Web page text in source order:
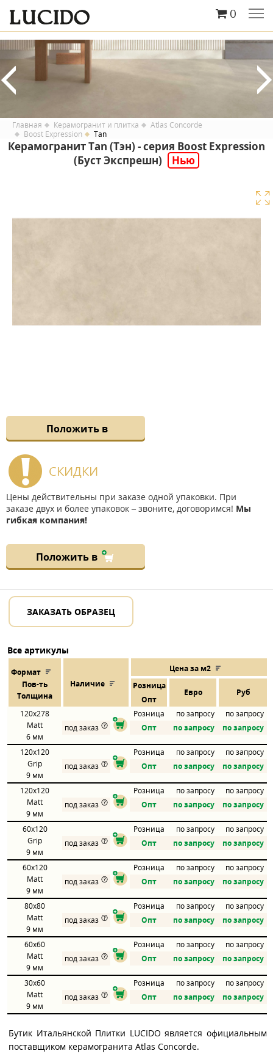
0
Главная Керамогранит и плитка
Atlas Concorde
Boost Expression
Tan
Керамогранит Tan (Тэн) - серия Boost Expression
(Буст Экспрешн)
Нью
Положить в
СКИДКИ
Цены действительны при заказе одной упаковки. При
заказе двух и более упаковок – звоните, договоримся! Мы
гибкая компания!
Положить в
ЗАКАЗАТЬ ОБРАЗЕЦ
Все артикулы
Формат
Пов-ть
Толщина
Наличие
Цена за м2
Розница
Евро Руб
Опт
120x278
Matt
6 мм
Розница по запросу
по запросу
под заказ
Опт по запросу по запросу
120x120
Grip
9 мм
Розница по запросу
по запросу
под заказ
Опт по запросу по запросу
120x120
Matt
9 мм
Розница по запросу
по запросу
под заказ
Опт по запросу по запросу
60x120
Grip
9 мм
Розница по запросу
по запросу
под заказ
Опт по запросу по запросу
60x120
Matt
9 мм
Розница по запросу
по запросу
под заказ
Опт по запросу по запросу
80x80
Matt
9 мм
Розница по запросу
по запросу
под заказ
Опт по запросу по запросу
60x60
Matt
9 мм
Розница по запросу
по запросу
под заказ
Опт по запросу по запросу
30x60
Matt
9 мм
Розница по запросу
по запросу
под заказ
Опт по запросу по запросу
Бутик Итальянской Плитки LUCIDO является официальным
поставщиком керамогранита Atlas Concorde.